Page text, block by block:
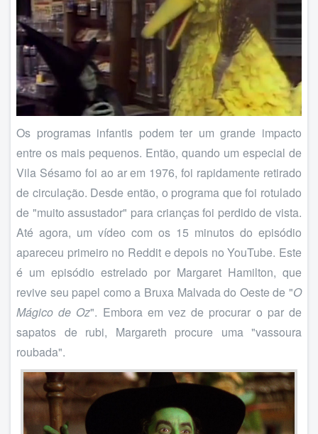
Os programas infantis podem ter um grande impacto
entre os mais pequenos. Então, quando um especial de
Vila Sésamo foi ao ar em 1976, foi rapidamente retirado
de circulação. Desde então, o programa que foi rotulado
de "muito assustador" para crianças foi perdido de vista.
Até agora, um vídeo com os 15 minutos do episódio
apareceu primeiro no Reddit e depois no YouTube. Este
é um episódio estrelado por Margaret Hamilton, que
revive seu papel como a Bruxa Malvada do Oeste de "O
Mágico de Oz". Embora em vez de procurar o par de
sapatos de rubi, Margareth procure uma "vassoura
roubada".